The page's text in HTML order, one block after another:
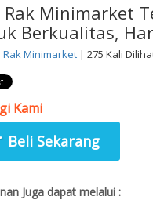
Rak Minimarket
Berkualitas,
Rak Minimarket| 275 Kali
Kami
Beli Sekarang
Juga dapat melalui :